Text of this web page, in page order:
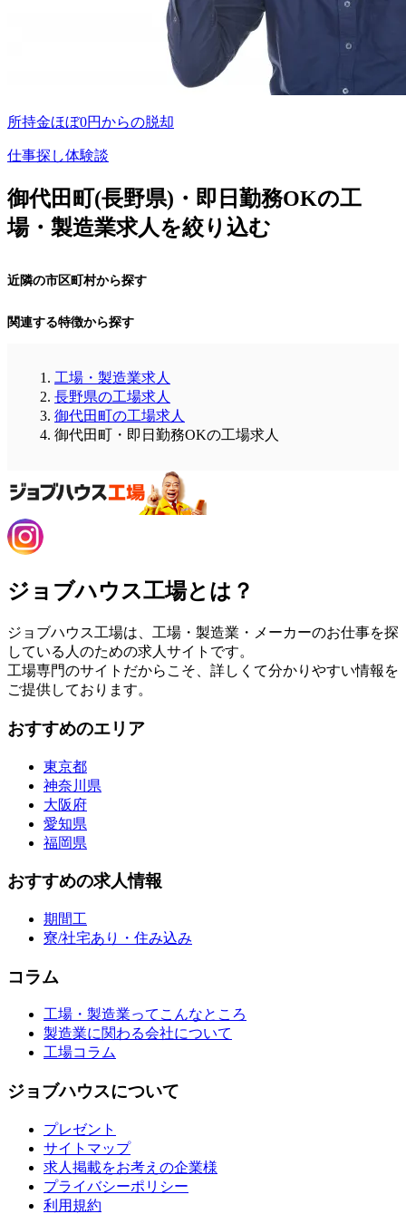
所持金ほぼ0円からの脱却
仕事探し体験談
御代田町(長野県)・即日勤務OKの工
場・製造業求人を絞り込む
近隣の市区町村から探す
関連する特徴から探す
工場・製造業求人
長野県の工場求人
御代田町の工場求人
御代田町・即日勤務OKの工場求人
ジョブハウス工場とは？
ジョブハウス工場は、工場・製造業・メーカーのお仕事を探
している人のための求人サイトです。
工場専門のサイトだからこそ、詳しくて分かりやすい情報を
ご提供しております。
おすすめのエリア
東京都
神奈川県
大阪府
愛知県
福岡県
おすすめの求人情報
期間工
寮/社宅あり・住み込み
コラム
工場・製造業ってこんなところ
製造業に関わる会社について
工場コラム
ジョブハウスについて
プレゼント
サイトマップ
求人掲載をお考えの企業様
プライバシーポリシー
利用規約